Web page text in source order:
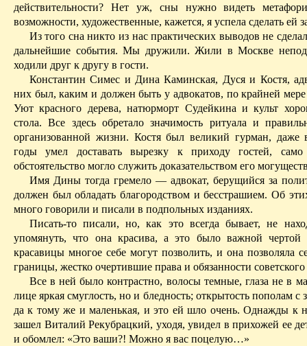
действительности? Нет уж, сны нужно видеть
возможности, художественные, кажется, я успела сделать ей
Из того сна никто из нас практических выводов не
дальнейшие события. Мы дружили. Жили в Москве
ходили друг к другу в гости.
Константин Симес и Дина Каминская, Дуся и Костя,
них был, каким и должен быть у адвокатов, по крайней мере
Уют красного дерева, натюрморт Судейкина и культ
стола. Все здесь обретало значимость ритуала и
организованной жизни. Костя был великий гурман, даже
годы умел доставать вырезку к приходу гостей,
обстоятельство могло служить доказательством его
Имя Дины тогда гремело — адвокат, берущийся за
должен был обладать благородством и бесстрашием. Об
много говорили и писали в подпольных изданиях.
Писать-то писали, но, как это всегда бывает, не
упомянуть, что она красива, а это было важной
красавицы многое себе могут позволить, и она позволяла
границы, жест­ко очертившие права и обязанности советского
Все в ней было контрастно, волосы темные, глаза не в
лице яркая смуглость, но и бледность; открытость пополам с
да к тому же и маленькая, и это ей шло очень. Однажды к
зашел Виталий Рекубрацкий, уходя, увидел в прихожей ее
и обомлел: «Это ваши?! Можно я вас поцелую…»